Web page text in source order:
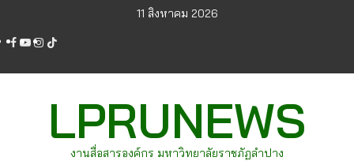
content
11 สิงหาคม 2026
facebook
youtube
instagram
tiktok
LPRUNEWS
งานสื่อสารองค์กร มหาวิทยาลัยราชภัฏลำปาง